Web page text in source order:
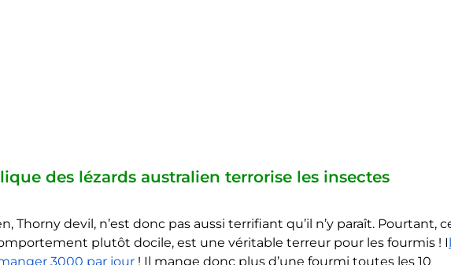
des lézards australien terrorise les insectes
Thorny devil, n’est donc pas aussi terrifiant qu’il n’y paraît. Pourtant,
plutôt docile, est une véritable terreur pour les fourmis ! Il
3000 par jour ! Il mange donc plus d’une fourmi toutes les 10